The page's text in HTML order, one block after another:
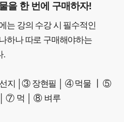
을 한 번에 구매하자!
는 강의 수강 시 필수적인
하나 따로 구매해야하는
.
지 │③ 장현필 │ ④ 먹물 ┃ ⑤
⑦ 먹 │ ⑧ 벼루